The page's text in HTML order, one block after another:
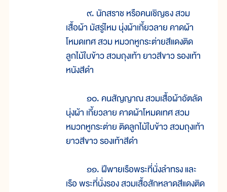
๙. นักสราช หรือคนเชิญธง สวม
เสื้อผ้า มัสรู่ไหม นุ่งผ้าเกี้ยวลาย คาดผ้า
โหมดเทศ สวม หมวกหูกระต่ายสีแดงติด
ลูกไม้ใบข้าว สวมถุงเท้า ยาวสีขาว รองเท้า
หนังสีดำ
๑๐. คนสัญญาณ สวมเสื้อผ้าอัตลัด
นุ่งผ้า เกี้ยวลาย คาดผ้าโหมดเทศ สวม
หมวกหูกระต่าย ติดลูกไม้ใบข้าว สวมถุงเท้า
ยาวสีขาว รองเท้าสีดำ
๑๑. ฝีพายเรือพระที่นั่งลำทรง และ
เรือ พระที่นั่งรอง สวมเสื้อสักหลาดสีแดงติด